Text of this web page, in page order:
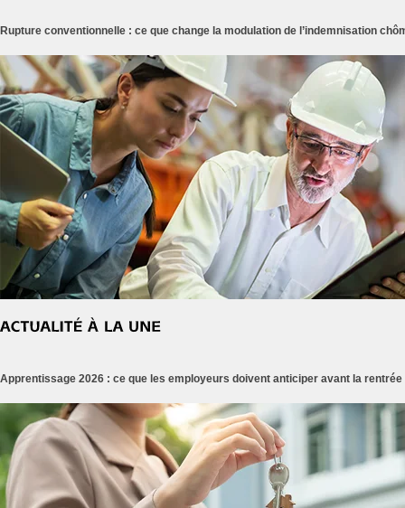
Rupture conventionnelle : ce que change la modulation de l’indemnisation
Apprentissage 2026 : ce que les employeurs doivent anticiper avant la rentrée